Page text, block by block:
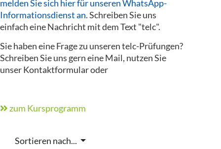
melden Sie sich hier für unseren WhatsApp-
Informationsdienst an. Schreiben Sie uns
einfach eine Nachricht mit dem Text "telc".
Sie haben eine Frage zu unseren telc-Prüfungen?
Schreiben Sie uns gern eine Mail, nutzen Sie
unser Kontaktformular oder
zum Kursprogramm
Sortieren nach...